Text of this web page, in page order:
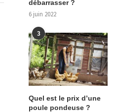
débarrasser ?
6 juin 2022
3
Quel est le prix d’une
poule pondeuse ?